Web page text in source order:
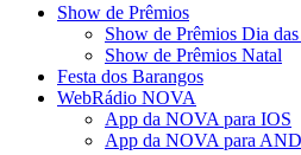
Show de Prêmios
Show de Prêmios Dia
Show de Prêmios Natal
Festa dos Barangos
WebRádio NOVA
App da NOVA para IOS
App da NOVA para